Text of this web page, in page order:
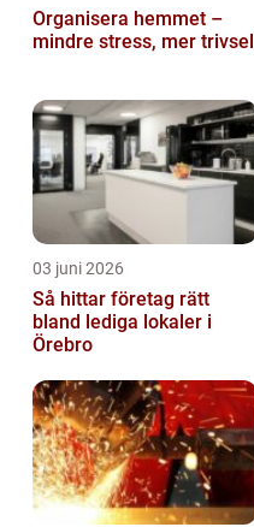
Organisera hemmet –
mindre stress, mer trivsel
03 juni 2026
Så hittar företag rätt
bland lediga lokaler i
Örebro